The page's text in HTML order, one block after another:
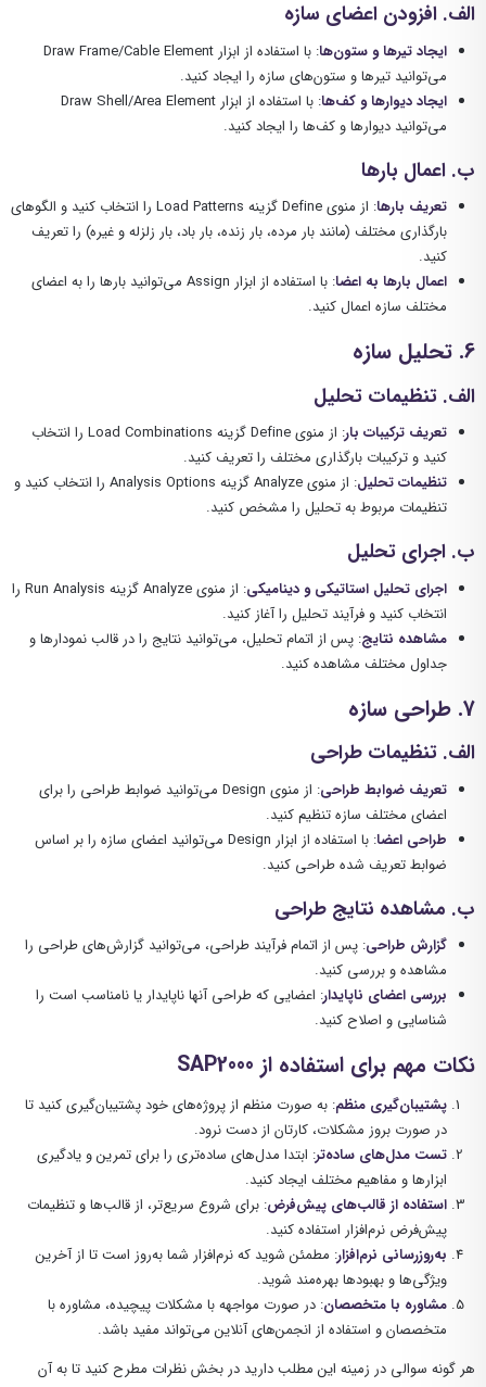
الف. افزودن اعضای سازه
ایجاد تیرها و ستون‌ها
: با استفاده از ابزار Draw Frame/Cable Element
می‌توانید تیرها و ستون‌های سازه را ایجاد کنید.
ایجاد دیوارها و کف‌ها
: با استفاده از ابزار Draw Shell/Area Element
می‌توانید دیوارها و کف‌ها را ایجاد کنید.
ب. اعمال بارها
تعریف بارها
: از منوی Define گزینه Load Patterns را انتخاب کنید و الگوهای
بارگذاری مختلف (مانند بار مرده، بار زنده، بار باد، بار زلزله و غیره) را تعریف
کنید.
اعمال بارها به اعضا
: با استفاده از ابزار Assign می‌توانید بارها را به اعضای
مختلف سازه اعمال کنید.
6. تحلیل سازه
الف. تنظیمات تحلیل
تعریف ترکیبات بار
: از منوی Define گزینه Load Combinations را انتخاب
کنید و ترکیبات بارگذاری مختلف را تعریف کنید.
تنظیمات تحلیل
: از منوی Analyze گزینه Analysis Options را انتخاب کنید و
تنظیمات مربوط به تحلیل را مشخص کنید.
ب. اجرای تحلیل
اجرای تحلیل استاتیکی و دینامیکی
: از منوی Analyze گزینه Run Analysis را
انتخاب کنید و فرآیند تحلیل را آغاز کنید.
مشاهده نتایج: پس از اتمام تحلیل، می‌توانید نتایج را در قالب نمودارها و
جداول مختلف مشاهده کنید.
7. طراحی سازه
الف. تنظیمات طراحی
تعریف ضوابط طراحی
: از منوی Design می‌توانید ضوابط طراحی را برای
اعضای مختلف سازه تنظیم کنید.
طراحی اعضا
: با استفاده از ابزار Design می‌توانید اعضای سازه را بر اساس
ضوابط تعریف شده طراحی کنید.
ب. مشاهده نتایج طراحی
گزارش طراحی: پس از اتمام فرآیند طراحی، می‌توانید گزارش‌های طراحی را
مشاهده و بررسی کنید.
بررسی اعضای ناپایدار: اعضایی که طراحی آنها ناپایدار یا نامناسب است را
شناسایی و اصلاح کنید.
نکات مهم برای استفاده از SAP2000
پشتیبان‌گیری منظم: به صورت منظم از پروژه‌های خود پشتیبان‌گیری کنید تا
در صورت بروز مشکلات، کارتان از دست نرود.
تست مدل‌های ساده‌تر: ابتدا مدل‌های ساده‌تری را برای تمرین و یادگیری
ابزارها و مفاهیم مختلف ایجاد کنید.
استفاده از قالب‌های پیش‌فرض: برای شروع سریع‌تر، از قالب‌ها و تنظیمات
پیش‌فرض نرم‌افزار استفاده کنید.
به‌روزرسانی نرم‌افزار: مطمئن شوید که نرم‌افزار شما به‌روز است تا از آخرین
ویژگی‌ها و بهبودها بهره‌مند شوید.
مشاوره با متخصصان: در صورت مواجهه با مشکلات پیچیده، مشاوره با
متخصصان و استفاده از انجمن‌های آنلاین می‌تواند مفید باشد.
هر گونه سوالی در زمینه این مطلب دارید در بخش نظرات مطرح کنید تا به آن